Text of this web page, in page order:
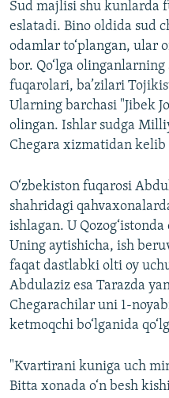
Sud majlisi shu kunlarda
eslatadi. Bino oldida sud
odamlar to‘plangan, ular
bor. Qo‘lga
fuqarolari, ba’zilari
Ularning barchasi "Jibek
olingan. Ishlar sudga
Chegara xizmatidan kelib
O‘zbekiston fuqarosi
shahridagi
ishlagan. U Qozog‘istonda
Uning aytishicha, ish
faqat dastlabki olti oy
Abdulaziz esa Tarazda
Chegarachilar uni 1-
ketmoqchi bo‘lganida
"Kvartirani kuniga uch
Bitta xonada o‘n besh